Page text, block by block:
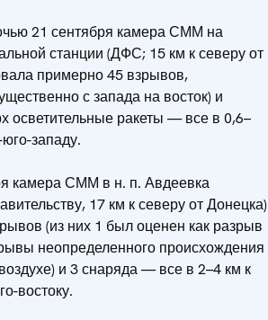
21 сентября камера СММ на
станции (ДФС; 15 км к северу от
примерно 45 взрывов,
с запада на восток) и
осветительные ракеты — все в 0,6–
западу.
камера СММ в н. п. Авдеевка
17 км к северу от Донецка)
(из них 1 был оценен как разрыв
неопределенного происхождения
и 3 снаряда — все в 2–4 км к
востоку.